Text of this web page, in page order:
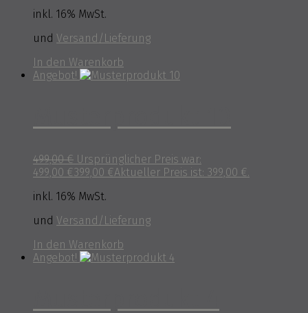
inkl. 16% MwSt.
und Versand/Lieferung
In den Warenkorb
Angebot!
499,00€ Ursprünglicher Preis war:
499,00 €399,00 €Aktueller Preis ist: 399,00 €.
inkl. 16% MwSt.
und Versand/Lieferung
In den Warenkorb
Angebot!